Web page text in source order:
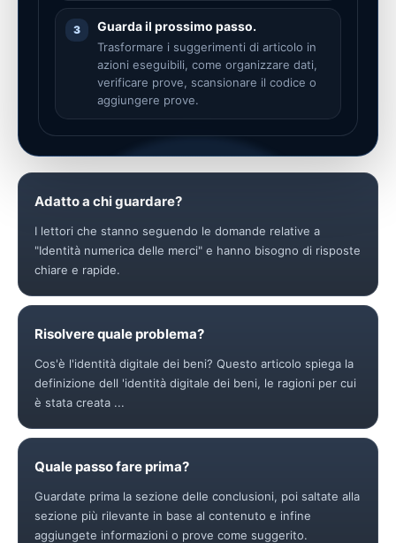
3 Guarda il prossimo passo.
Trasformare i suggerimenti di articolo in
azioni eseguibili, come organizzare dati,
verificare prove, scansionare il codice o
aggiungere prove.
Adatto a chi guardare?
I lettori che stanno seguendo le domande relative a
"Identità numerica delle merci" e hanno bisogno di risposte
chiare e rapide.
Risolvere quale problema?
Cos'è l'identità digitale dei beni? Questo articolo spiega la
definizione dell 'identità digitale dei beni, le ragioni per cui
è stata creata ...
Quale passo fare prima?
Guardate prima la sezione delle conclusioni, poi saltate alla
sezione più rilevante in base al contenuto e infine
aggiungete informazioni o prove come suggerito.